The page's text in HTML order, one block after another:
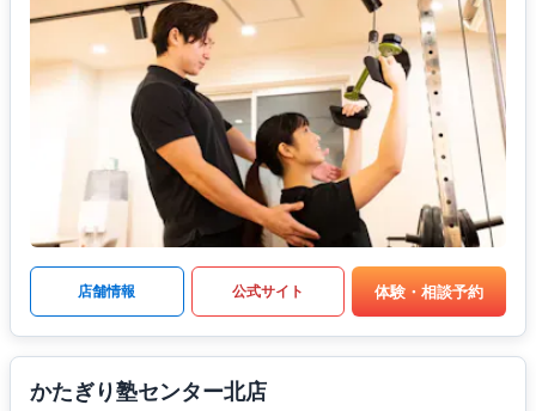
店舗情報 公式サイト 体験・相談予約
かたぎり塾センター北店